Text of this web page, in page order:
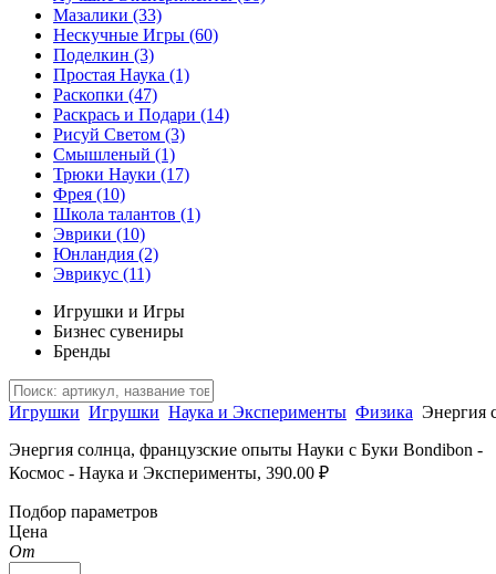
Мазалики (33)
Нескучные Игры (60)
Поделкин (3)
Простая Наука (1)
Раскопки (47)
Раскрась и Подари (14)
Рисуй Светом (3)
Смышленый (1)
Трюки Науки (17)
Фрея (10)
Школа талантов (1)
Эврики (10)
Юнландия (2)
Эврикус (11)
Игрушки и Игры
Бизнес сувениры
Бренды
Игрушки Игрушки Наука и Эксперименты Физика Энергия
Энергия солнца, французские опыты Науки с Буки Bondibon -
Космос - Наука и Эксперименты, 390.00 ₽
Подбор параметров
Цена
От